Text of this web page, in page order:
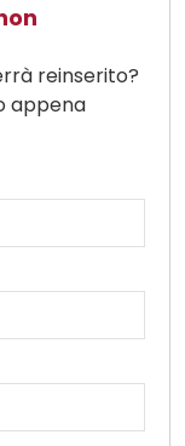
reinserito?
appena